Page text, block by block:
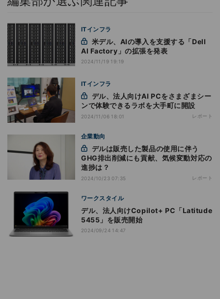
ITインフラ
AI Factory」の拡張を発表
2024/11/19 19:19
ITインフラ
ンで体験できるラボを大手町に開設
2024/11/06 18:01 レポート
企業動向
GHG排出削減にも貢献、気候変動対応の
進捗は？
2024/10/23 07:35 レポート
ワークスタイル
デル、法人向けCopilot+ PC「Latitude
5455」を販売開始
2024/09/24 14:47